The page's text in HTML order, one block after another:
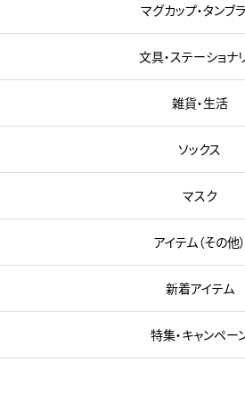
マグカップ・タンブ
文具・ステーショナ
雑貨・生活
ソックス
マスク
アイテム（その他）
新着アイテム
特集・キャンペー